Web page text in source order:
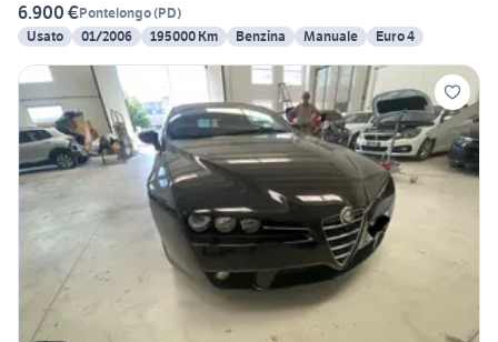
6.900 €Pontelongo(PD)
Usato
01/2006 195000 Km Benzina Manuale Euro 4